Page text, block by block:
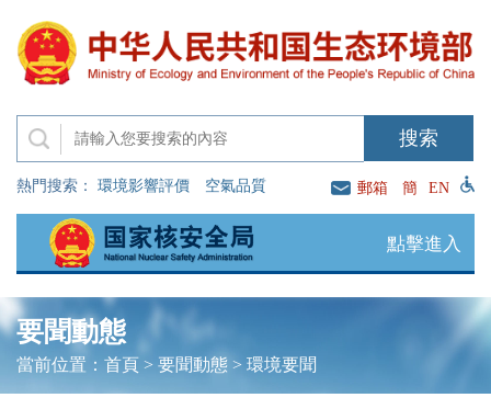
熱門搜索： 環境影響評價 空氣品質 郵箱 簡 EN
點擊進入
要聞動態
當前位置： 首頁> 要聞動態> 環境要聞